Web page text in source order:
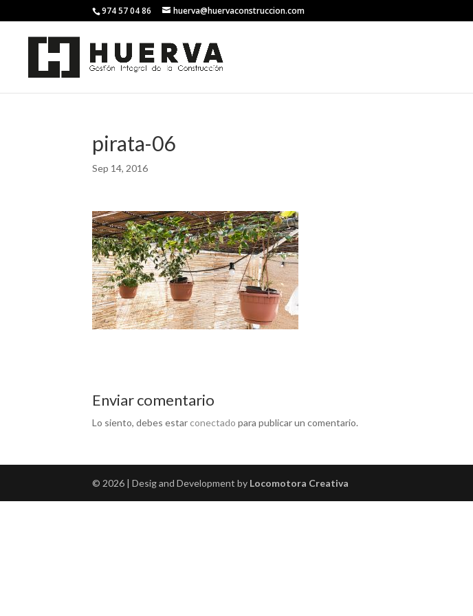
974 57 04 86 huerva@huervaconstruccion.com
pirata-06
Sep 14, 2016
Enviar comentario
Lo siento, debes estarconectado para publicar un comentario.
© 2026 | Desig and Development by Locomotora Creativa